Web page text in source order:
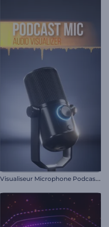
V
isualiseur Microphone Podcast Audio